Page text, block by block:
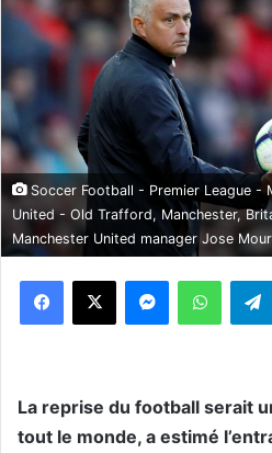
Soccer Football - Premier League -
United - Old Trafford, Manchester,
Manchester United manager Jose
WhatsApp
La reprise du football serait
tout le monde, a estimé